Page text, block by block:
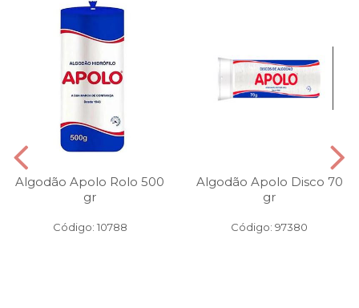
Algodão Apolo Rolo 500
gr
Código: 10788
Algodão Apolo Disco 70
gr
Código: 97380